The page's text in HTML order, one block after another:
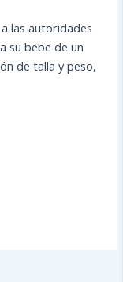
las autoridades
su bebe de un
de talla y peso,